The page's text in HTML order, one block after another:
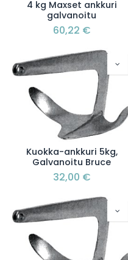
4 kg Maxset ankkuri
galvanoitu
60,22 €
Kuokka-ankkuri 5kg,
Galvanoitu Bruce
32,00 €